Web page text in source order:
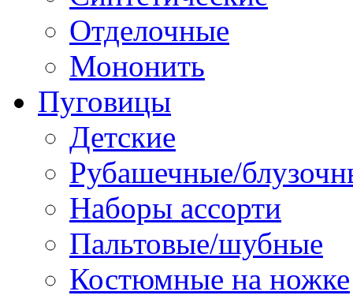
Отделочные
Мононить
Пуговицы
Детские
Рубашечные/
Наборы ассорти
Пальтовые/шубные
Костюмные на ножке